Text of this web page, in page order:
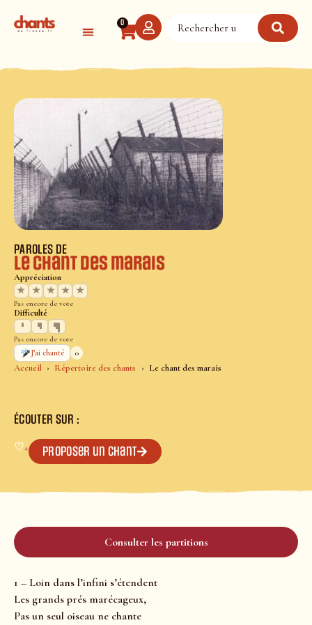
0
Accueil Répertoire des chants Le chant des marais
PAROLES DE
Le chant des marais
Appréciation
★
★ ★ ★ ★
Pas encore de vote
Difficulté
Pas encore de vote
J’ai chanté
0
ÉCOUTER SUR :
♡+ Proposer un chant
Consulter les partitions
1 – Loin dans l’infini s’étendent
Les grands prés marécageux,
Pas un seul oiseau ne chante